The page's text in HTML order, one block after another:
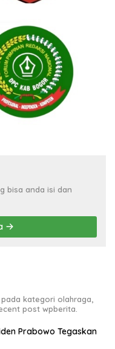
bisa anda isi dan
kategori olahraga,
post wpberita.
Prabowo Tegaskan